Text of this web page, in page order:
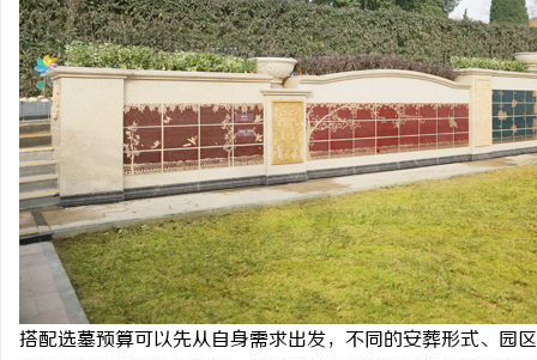
搭配选墓预算可以先从自身需求出发，不同的安葬形式、园
山牌高品质焊锡材料全解析：焊锡条、焊锡 柚子影视：开启全新视